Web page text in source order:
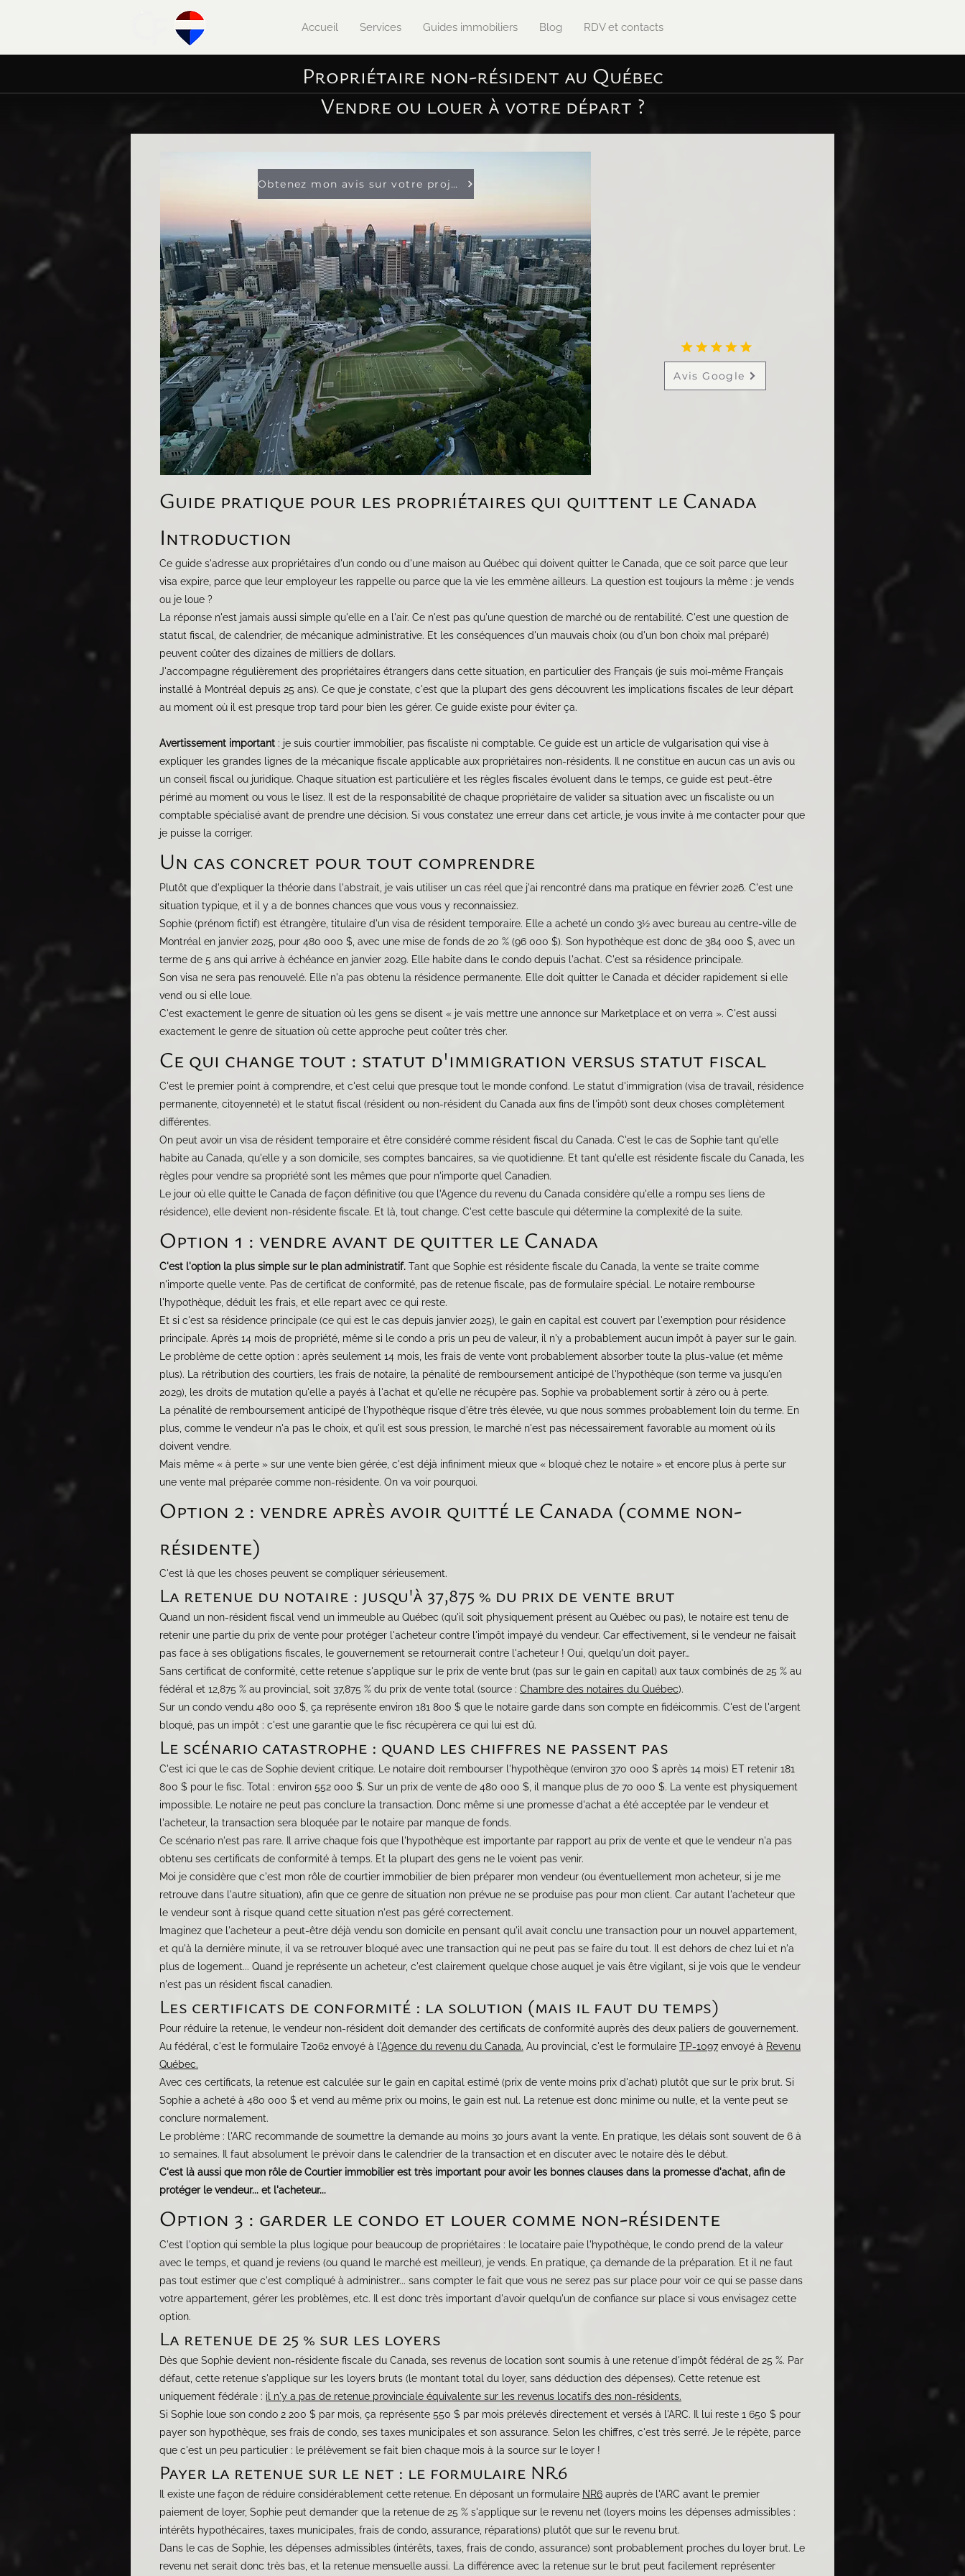
Accueil Services Guides immobiliers Blog RDV et contacts
Propriétaire non-résident au Québec
Vendre ou louer à votre départ ?
Obtenez mon avis sur votre projet
Avis Google
Guide pratique pour les propriétaires qui quittent le Canada
Introduction
Ce guide s'adresse aux propriétaires d'un condo ou d'une maison au Québec qui doivent quitter le Canada, que ce soit parce que leur
visa expire, parce que leur employeur les rappelle ou parce que la vie les emmène ailleurs. La question est toujours la même : je vends
ou je loue ?
La réponse n'est jamais aussi simple qu'elle en a l'air. Ce n'est pas qu'une question de marché ou de rentabilité. C'est une question de
statut fiscal, de calendrier, de mécanique administrative. Et les conséquences d'un mauvais choix (ou d'un bon choix mal préparé)
peuvent coûter des dizaines de milliers de dollars.
J'accompagne régulièrement des propriétaires étrangers dans cette situation, en particulier des Français (je suis moi-même Français
installé à Montréal depuis 25 ans). Ce que je constate, c'est que la plupart des gens découvrent les implications fiscales de leur départ
au moment où il est presque trop tard pour bien les gérer. Ce guide existe pour éviter ça.
Avertissement important : je suis courtier immobilier, pas fiscaliste ni comptable. Ce guide est un article de vulgarisation qui vise à
expliquer les grandes lignes de la mécanique fiscale applicable aux propriétaires non-résidents. Il ne constitue en aucun cas un avis ou
un conseil fiscal ou juridique. Chaque situation est particulière et les règles fiscales évoluent dans le temps, ce guide est peut-être
périmé au moment ou vous le lisez. Il est de la responsabilité de chaque propriétaire de valider sa situation avec un fiscaliste ou un
comptable spécialisé avant de prendre une décision. Si vous constatez une erreur dans cet article, je vous invite à me contacter pour que
je puisse la corriger.
Un cas concret pour tout comprendre
Plutôt que d'expliquer la théorie dans l'abstrait, je vais utiliser un cas réel que j'ai rencontré dans ma pratique en février 2026. C'est une
situation typique, et il y a de bonnes chances que vous vous y reconnaissiez.
Sophie (prénom fictif) est étrangère, titulaire d'un visa de résident temporaire. Elle a acheté un condo 3½ avec bureau au centre-ville de
Montréal en janvier 2025, pour 480 000 $, avec une mise de fonds de 20 % (96 000 $). Son hypothèque est donc de 384 000 $, avec un
terme de 5 ans qui arrive à échéance en janvier 2029. Elle habite dans le condo depuis l'achat. C'est sa résidence principale.
Son visa ne sera pas renouvelé. Elle n'a pas obtenu la résidence permanente. Elle doit quitter le Canada et décider rapidement si elle
vend ou si elle loue.
C'est exactement le genre de situation où les gens se disent « je vais mettre une annonce sur Marketplace et on verra ». C'est aussi
exactement le genre de situation où cette approche peut coûter très cher.
Ce qui change tout : statut d'immigration versus statut fiscal
C'est le premier point à comprendre, et c'est celui que presque tout le monde confond. Le statut d'immigration (visa de travail, résidence
permanente, citoyenneté) et le statut fiscal (résident ou non-résident du Canada aux fins de l'impôt) sont deux choses complètement
différentes.
On peut avoir un visa de résident temporaire et être considéré comme résident fiscal du Canada. C'est le cas de Sophie tant qu'elle
habite au Canada, qu'elle y a son domicile, ses comptes bancaires, sa vie quotidienne. Et tant qu'elle est résidente fiscale du Canada, les
règles pour vendre sa propriété sont les mêmes que pour n'importe quel Canadien.
Le jour où elle quitte le Canada de façon définitive (ou que l'Agence du revenu du Canada considère qu'elle a rompu ses liens de
résidence), elle devient non-résidente fiscale. Et là, tout change. C'est cette bascule qui détermine la complexité de la suite.
Option 1 : vendre avant de quitter le Canada
C'est l'option la plus simple sur le plan administratif. Tant que Sophie est résidente fiscale du Canada, la vente se traite comme
n'importe quelle vente. Pas de certificat de conformité, pas de retenue fiscale, pas de formulaire spécial. Le notaire rembourse
l'hypothèque, déduit les frais, et elle repart avec ce qui reste.
Et si c'est sa résidence principale (ce qui est le cas depuis janvier 2025), le gain en capital est couvert par l'exemption pour résidence
principale. Après 14 mois de propriété, même si le condo a pris un peu de valeur, il n'y a probablement aucun impôt à payer sur le gain.
Le problème de cette option : après seulement 14 mois, les frais de vente vont probablement absorber toute la plus-value (et même
plus). La rétribution des courtiers, les frais de notaire, la pénalité de remboursement anticipé de l'hypothèque (son terme va jusqu'en
2029), les droits de mutation qu'elle a payés à l'achat et qu'elle ne récupère pas. Sophie va probablement sortir à zéro ou à perte.
La pénalité de remboursement anticipé de l'hypothèque risque d'être très élevée, vu que nous sommes probablement loin du terme. En
plus, comme le vendeur n'a pas le choix, et qu'il est sous pression, le marché n'est pas nécessairement favorable au moment où ils
doivent vendre.
Mais même « à perte » sur une vente bien gérée, c'est déjà infiniment mieux que « bloqué chez le notaire » et encore plus à perte sur
une vente mal préparée comme non-résidente. On va voir pourquoi.
Option 2 : vendre après avoir quitté le Canada (comme non-
résidente)
C'est là que les choses peuvent se compliquer sérieusement.
La retenue du notaire : jusqu'à 37,875 % du prix de vente brut
Quand un non-résident fiscal vend un immeuble au Québec (qu'il soit physiquement présent au Québec ou pas), le notaire est tenu de
retenir une partie du prix de vente pour protéger l'acheteur contre l'impôt impayé du vendeur. Car effectivement, si le vendeur ne faisait
pas face à ses obligations fiscales, le gouvernement se retournerait contre l'acheteur ! Oui, quelqu'un doit payer…
Sans certificat de conformité, cette retenue s'applique sur le prix de vente brut (pas sur le gain en capital) aux taux combinés de 25 % au
fédéral et 12,875 % au provincial, soit 37,875 % du prix de vente total (source : Chambre des notaires du Québec).
Sur un condo vendu 480 000 $, ça représente environ 181 800 $ que le notaire garde dans son compte en fidéicommis. C'est de l'argent
bloqué, pas un impôt : c'est une garantie que le fisc récupèrera ce qui lui est dû.
Le scénario catastrophe : quand les chiffres ne passent pas
C'est ici que le cas de Sophie devient critique. Le notaire doit rembourser l'hypothèque (environ 370 000 $ après 14 mois) ET retenir 181
800 $ pour le fisc. Total : environ 552 000 $. Sur un prix de vente de 480 000 $, il manque plus de 70 000 $. La vente est physiquement
impossible. Le notaire ne peut pas conclure la transaction. Donc même si une promesse d'achat a été acceptée par le vendeur et
l'acheteur, la transaction sera bloquée par le notaire par manque de fonds.
Ce scénario n'est pas rare. Il arrive chaque fois que l'hypothèque est importante par rapport au prix de vente et que le vendeur n'a pas
obtenu ses certificats de conformité à temps. Et la plupart des gens ne le voient pas venir.
Moi je considère que c'est mon rôle de courtier immobilier de bien préparer mon vendeur (ou éventuellement mon acheteur, si je me
retrouve dans l'autre situation), afin que ce genre de situation non prévue ne se produise pas pour mon client. Car autant l'acheteur que
le vendeur sont à risque quand cette situation n'est pas géré correctement.
Imaginez que l'acheteur a peut-être déjà vendu son domicile en pensant qu'il avait conclu une transaction pour un nouvel appartement,
et qu'à la dernière minute, il va se retrouver bloqué avec une transaction qui ne peut pas se faire du tout. Il est dehors de chez lui et n'a
plus de logement... Quand je représente un acheteur, c'est clairement quelque chose auquel je vais être vigilant, si je vois que le vendeur
n'est pas un résident fiscal canadien.
Les certificats de conformité : la solution (mais il faut du temps)
Pour réduire la retenue, le vendeur non-résident doit demander des certificats de conformité auprès des deux paliers de gouvernement.
Au fédéral, c'est le formulaire T2062 envoyé à l'Agence du revenu du Canada. Au provincial, c'est le formulaire TP-1097envoyé à Revenu
Québec.
Avec ces certificats, la retenue est calculée sur le gain en capital estimé (prix de vente moins prix d'achat) plutôt que sur le prix brut. Si
Sophie a acheté à 480 000 $ et vend au même prix ou moins, le gain est nul. La retenue est donc minime ou nulle, et la vente peut se
conclure normalement.
Le problème : l'ARC recommande de soumettre la demande au moins 30 jours avant la vente. En pratique, les délais sont souvent de 6 à
10 semaines. Il faut absolument le prévoir dans le calendrier de la transaction et en discuter avec le notaire dès le début.
C'est là aussi que mon rôle de Courtier immobilier est très important pour avoir les bonnes clauses dans la promesse d'achat, afin de
protéger le vendeur... et l'acheteur...
Option 3 : garder le condo et louer comme non-résidente
C'est l'option qui semble la plus logique pour beaucoup de propriétaires : le locataire paie l'hypothèque, le condo prend de la valeur
avec le temps, et quand je reviens (ou quand le marché est meilleur), je vends. En pratique, ça demande de la préparation. Et il ne faut
pas tout estimer que c'est compliqué à administrer... sans compter le fait que vous ne serez pas sur place pour voir ce qui se passe dans
votre appartement, gérer les problèmes, etc. Il est donc très important d'avoir quelqu'un de confiance sur place si vous envisagez cette
option.
La retenue de 25 % sur les loyers
Dès que Sophie devient non-résidente fiscale du Canada, ses revenus de location sont soumis à une retenue d'impôt fédéral de 25 %. Par
défaut, cette retenue s'applique sur les loyers bruts (le montant total du loyer, sans déduction des dépenses). Cette retenue est
uniquement fédérale : il n'y a pas de retenue provinciale équivalente sur les revenus locatifs des non-résidents.
Si Sophie loue son condo 2 200 $ par mois, ça représente 550 $ par mois prélevés directement et versés à l'ARC. Il lui reste 1 650 $ pour
payer son hypothèque, ses frais de condo, ses taxes municipales et son assurance. Selon les chiffres, c'est très serré. Je le répète, parce
que c'est un peu particulier : le prélèvement se fait bien chaque mois à la source sur le loyer !
Payer la retenue sur le net : le formulaire NR6
Il existe une façon de réduire considérablement cette retenue. En déposant un formulaire NR6 auprès de l'ARC avant le premier
paiement de loyer, Sophie peut demander que la retenue de 25 % s'applique sur le revenu net (loyers moins les dépenses admissibles :
intérêts hypothécaires, taxes municipales, frais de condo, assurance, réparations) plutôt que sur le revenu brut.
Dans le cas de Sophie, les dépenses admissibles (intérêts, taxes, frais de condo, assurance) sont probablement proches du loyer brut. Le
revenu net serait donc très bas, et la retenue mensuelle aussi. La différence avec la retenue sur le brut peut facilement représenter